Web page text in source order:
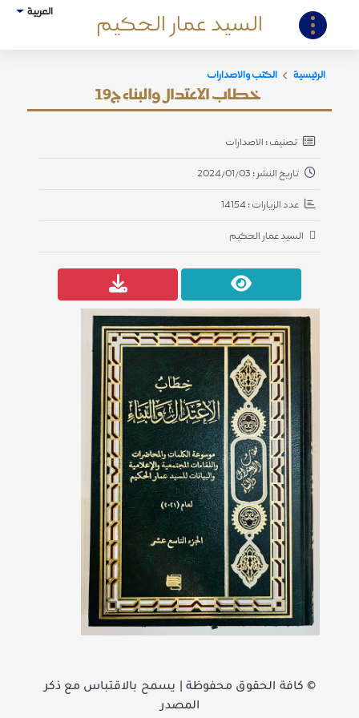
العربية السيد عمار الحكيم
الرئيسية الكتب والاصدارات
خطاب الاعتدال والبناء ج19
تصنيف : الاصدارات
تاريخ النشر : 2024/01/03
عدد الزيارات : 14154
السيد عمار الحكيم
©️ كافة الحقوق محفوظة | يسمح بالاقتباس مع ذكر
المصدر